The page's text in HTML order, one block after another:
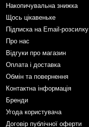
Накопичувальна знижка
Щось цікавеньке
Підписка на Email-розсилку
Про нас
Відгуки про магазин
Оплата і доставка
Обмін та повернення
Контактна інформація
Бренди
Угода користувача
Договір публічної оферти